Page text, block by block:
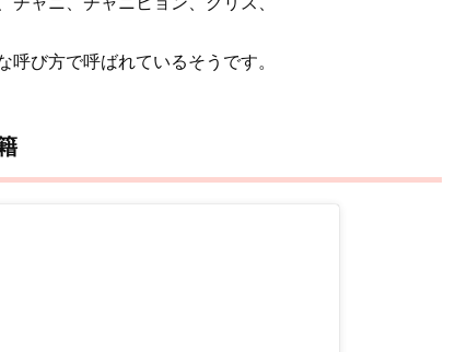
び方で呼ばれているそうです。